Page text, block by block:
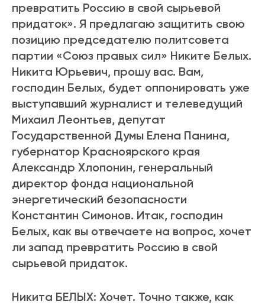
превратить Россию в свой сырьевой
придаток». Я предлагаю защитить свою
позицию председателю политсовета
партии «Союз правых сил» Никите Белых.
Никита Юрьевич, прошу вас. Вам,
господин Белых, будет оппонировать уже
выступавший журналист и телеведущий
Михаил Леонтьев, депутат
Государственной Думы Елена Панина,
губернатор Красноярского края
Александр Хлопонин, генеральный
директор фонда национальной
энергетический безопасности
Константин Симонов. Итак, господин
Белых, как вы отвечаете на вопрос, хочет
ли запад превратить Россию в свой
сырьевой придаток.
Никита БЕЛЫХ: Хочет. Точно также, как